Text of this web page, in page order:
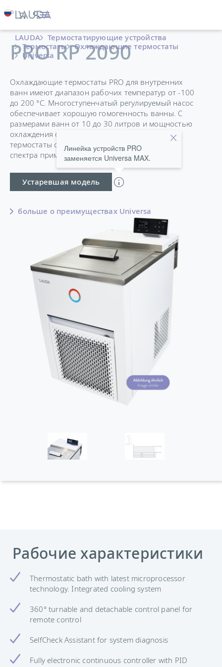
LAUDA
Термостатирующие устройства
Термостаты
Охлаждающие термостаты
Universa
PRO RP 2090
Охлаждающие термостаты PRO для внутренних
ванн имеют диапазон рабочих температур от -100
до 200 °C. Многоступенчатый регулируемый насос
обеспечивает хорошую гомогенность ванны. С
размерами ванн от 10 до 30 литров и мощностью
охлаждения от 0,4 до 1,5 кВт, охлаждаемые
термостаты с ванной подходят для широкого
спектра применений.
Устаревшая модель
Линейка устройств PRO
заменяется Universa MAX.
больше о преимуществах Universa
Рабочие характеристики
Thermostatic bath with latest microprocessor
technology. Integrated cooling system
360° turnable and detachable control panel for
remote control
SelfCheck Assistant for system diagnosis
Fully electronic continuous controller with PID